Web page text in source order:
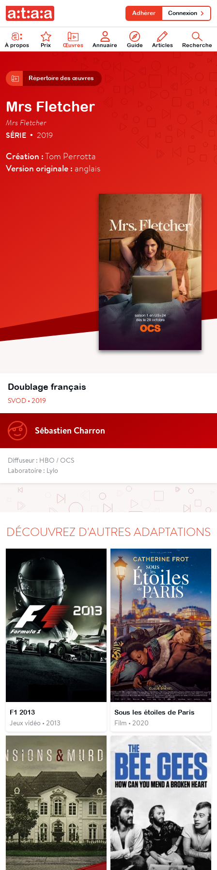
À propos Prix Œuvres Annuaire Guide Articles Recherche
Adhérer Connexion
Répertoire des œuvres
Mrs Fletcher
Mrs Fletcher
SÉRIE • 2019
Création :Tom Perrotta
Version originale : anglais
Doublage français
SVOD • 2019
Sébastien Charron
Diffuseur : HBO / OCS
Laboratoire : Lylo
DÉCOUVREZ D'AUTRES ADAPTATIONS
F1 2013
Jeux vidéo • 2013
Sous les étoiles de Paris
Film • 2020